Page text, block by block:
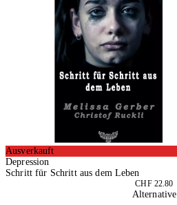
Ausverkauft
Depression
Schritt für Schritt aus dem Leben
CHF 22.80
Alternative